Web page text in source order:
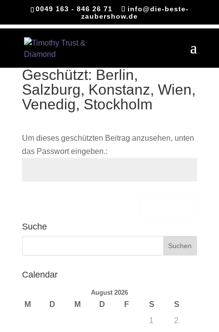
0049 163 - 846 26 71
info@die-beste-
zaubershow.de
Geschützt: Berlin,
Salzburg, Konstanz, Wien,
Venedig, Stockholm
Um dieses geschützten Beitrag anzusehen, unten
das Passwort eingeben.:
Suche
Calendar
August 2026
M D M D F S
S
1
2